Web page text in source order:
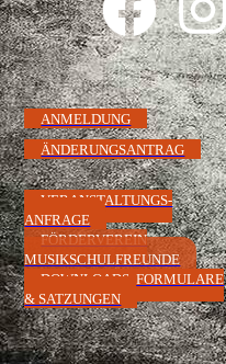
ANMELDUNG
ÄNDERUNGSANTRAG
VERANSTALTUNGS-
ANFRAGE
FÖRDERVEREIN
MUSIKSCHULFREUNDE
DOWNLOADS, FORMULARE
& SATZUNGEN